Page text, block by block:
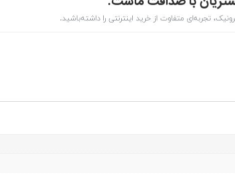
تجربه‌ای متفاوت از خرید اینترنتی را داشته‌باشید.